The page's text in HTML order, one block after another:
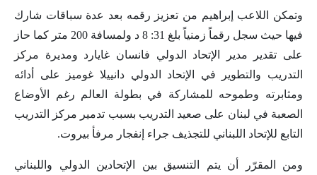
وتمكن اللاعب إبراهيم من تعزيز رقمه بعد عدة سباقات شارك
فيها حيث سجل رقماً زمنياً بلغ 31: 8 د ولمسافة 200 متر كما حاز
على تقدير مدير الإتحاد الدولي فانسان غايارد ومديرة مركز
التدريب والتطوير في الإتحاد الدولي دانييلا غوميز على أدائه
ومثابرته وطموحه للمشاركة في بطولة العالم رغم الأوضاع
الصعبة في لبنان على صعيد التدريب بسبب تدمير مركز التدريب
التابع للإتحاد اللبناني للتجذيف جراء إنفجار مرفأ بيروت.
ومن المقرّر أن يتم التنسيق بين الإتحادين الدولي واللبناني